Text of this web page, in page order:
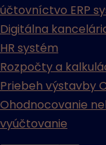
účtovníctvo ERP
Digitálna
HR systém
Rozpočty a
Priebeh výstavby
Ohodnocovanie
vyúčtovanie